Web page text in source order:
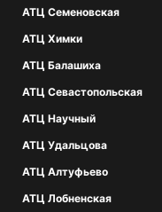
АТЦ Семеновская
АТЦ Химки
АТЦ Балашиха
АТЦ Севастопольская
АТЦ Научный
АТЦ Удальцова
АТЦ Алтуфьево
АТЦ Лобненская